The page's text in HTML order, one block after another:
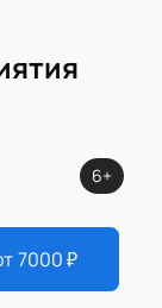
6+
7000₽